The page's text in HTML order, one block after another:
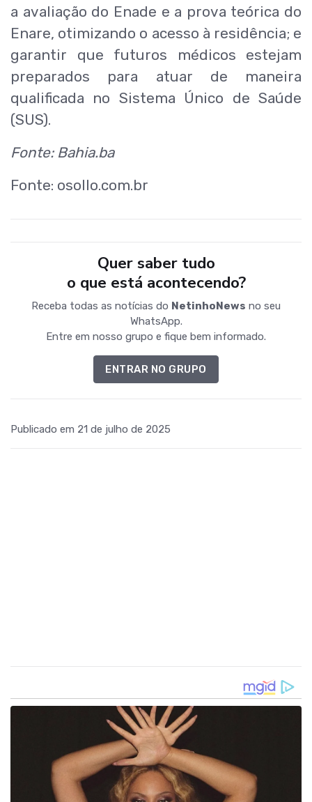
a avaliação do Enade e a prova teórica do
Enare, otimizando o acesso à residência; e
garantir que futuros médicos estejam
preparados para atuar de maneira
qualificada no Sistema Único de Saúde
(SUS).
Fonte: Bahia.ba
Fonte: osollo.com.br
Quer saber tudo
o que está acontecendo?
Receba todas as notícias do NetinhoNews no seu
WhatsApp.
Entre em nosso grupo e fique bem informado.
ENTRAR NO GRUPO
Publicado em 21 de julho de 2025